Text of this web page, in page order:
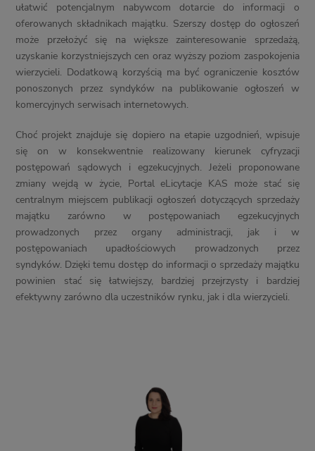
ułatwić potencjalnym nabywcom dotarcie do informacji o
oferowanych składnikach majątku. Szerszy dostęp do ogłoszeń
może przełożyć się na większe zainteresowanie sprzedażą,
uzyskanie korzystniejszych cen oraz wyższy poziom zaspokojenia
wierzycieli. Dodatkową korzyścią ma być ograniczenie kosztów
ponoszonych przez syndyków na publikowanie ogłoszeń w
komercyjnych serwisach internetowych.
Choć projekt znajduje się dopiero na etapie uzgodnień, wpisuje
się on w konsekwentnie realizowany kierunek cyfryzacji
postępowań sądowych i egzekucyjnych. Jeżeli proponowane
zmiany wejdą w życie, Portal eLicytacje KAS może stać się
centralnym miejscem publikacji ogłoszeń dotyczących sprzedaży
majątku zarówno w postępowaniach egzekucyjnych
prowadzonych przez organy administracji, jak i w
postępowaniach upadłościowych prowadzonych przez
syndyków. Dzięki temu dostęp do informacji o sprzedaży majątku
powinien stać się łatwiejszy, bardziej przejrzysty i bardziej
efektywny zarówno dla uczestników rynku, jak i dla wierzycieli.